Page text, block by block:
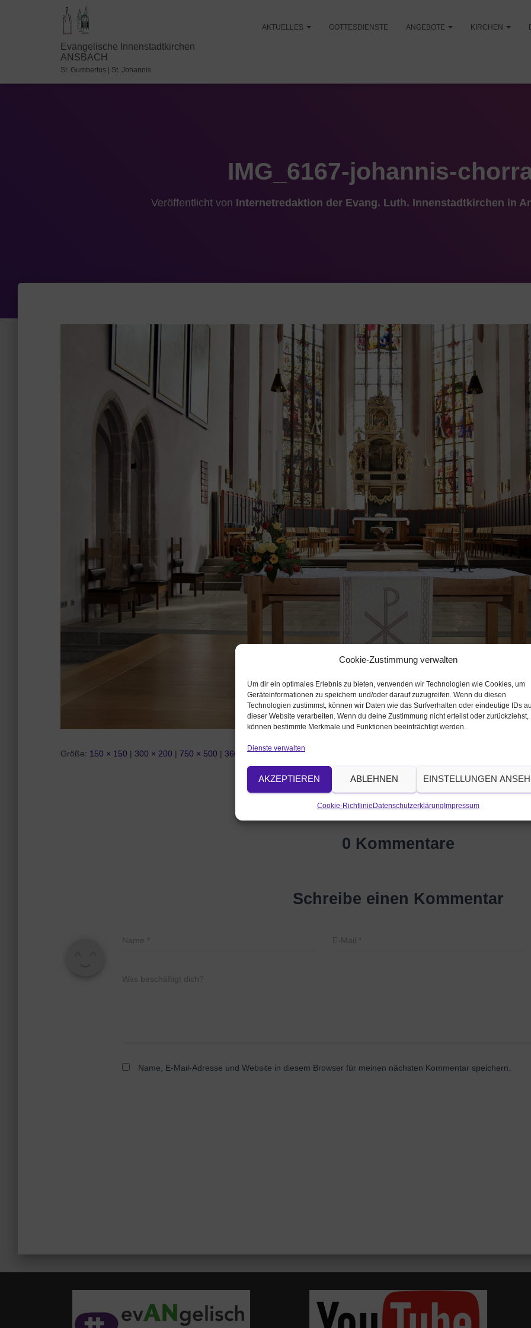
Cookie-Zustimmung verwalten
Um dir ein optimales Erlebnis zu bieten, verwenden wir Technologien wie Cookies, um
Geräteinformationen zu speichern und/oder darauf zuzugreifen. Wenn du diesen
Technologien zustimmst, können wir Daten wie das Surfverhalten oder eindeutige IDs
dieser Website verarbeiten. Wenn du deine Zustimmung nicht erteilst oder zurückziehst,
können bestimmte Merkmale und Funktionen beeinträchtigt werden.
Dienste verwalten
AKZEPTIEREN ABLEHNEN EINSTELLUNGEN
Cookie-RichtlinieDatenschutzerklärungImpressum
Evangelische Innenstadtkirchen
ANSBACH
St. Gumbertus | St. Johannis
AKTUELLES GOTTESDIENSTE ANGEBOTE KIRCHEN
IMG_6167-johannis-
Veröffentlicht von Internetredaktion der Evang. Luth. Innenstadtkirchen in
Größe: 150 × 150 | 300 × 200 | 750 × 500 | 360 × 240 | 1024 × 683
0 Kommentare
Schreibe einen Kommentar
Name * E-Mail *
Was beschäftigt dich?
Name, E-Mail-Adresse und Website in diesem Browser für meinen nächsten Kommentar speichern.